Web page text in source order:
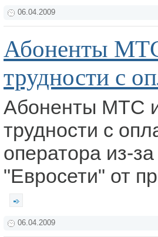
06.04.2009
Абоненты
трудности с
Абоненты МТС
трудности с
оператора из-
"Евросети" от
06.04.2009